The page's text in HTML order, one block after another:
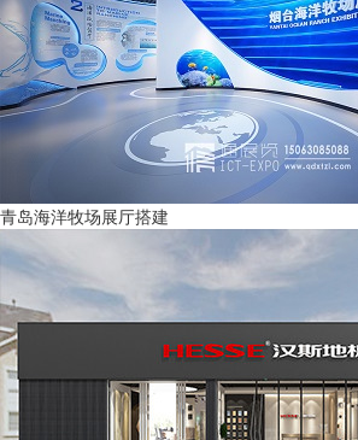
青岛海洋牧场展厅搭建